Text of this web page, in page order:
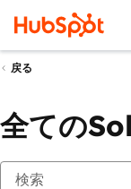
戻る
全ての